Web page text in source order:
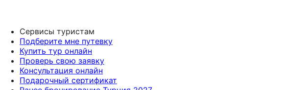
Сервисы туристам
Подберите мне путевку
Купить тур онлайн
Проверь свою заявку
Консультация онлайн
Подарочный сертификат